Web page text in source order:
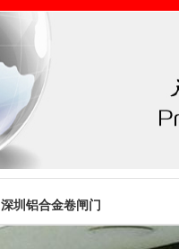
深圳铝合金卷闸门